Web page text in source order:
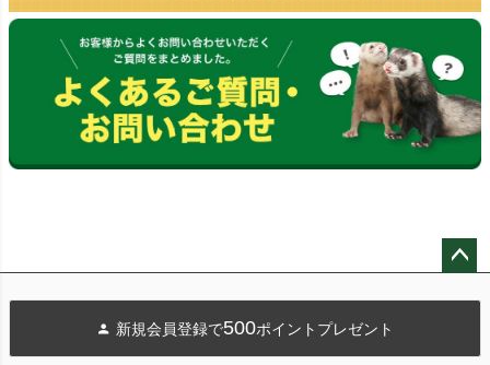
へ
新規会員登録で500ポイントプレゼント